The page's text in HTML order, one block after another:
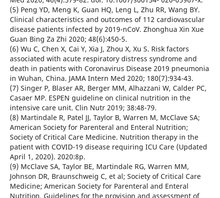
(5) Peng YD, Meng K, Guan HQ, Leng L, Zhu RR, Wang BY.
Clinical characteristics and outcomes of 112 cardiovascular
disease patients infected by 2019-nCoV. Zhonghua Xin Xue
Guan Bing Za Zhi 2020; 48(6):450-5.
(6) Wu C, Chen X, Cai Y, Xia J, Zhou X, Xu S. Risk factors
associated with acute respiratory distress syndrome and
death in patients with Coronavirus Disease 2019 pneumonia
in Wuhan, China. JAMA Intern Med 2020; 180(7):934-43.
(7) Singer P, Blaser AR, Berger MM, Alhazzani W, Calder PC,
Casaer MP. ESPEN guideline on clinical nutrition in the
intensive care unit. Clin Nutr 2019; 38:48-79.
(8) Martindale R, Patel JJ, Taylor B, Warren M, McClave SA;
American Society for Parenteral and Enteral Nutrition;
Society of Critical Care Medicine. Nutrition therapy in the
patient with COVID-19 disease requiring ICU Care (Updated
April 1, 2020). 2020:8p.
(9) McClave SA, Taylor BE, Martindale RG, Warren MM,
Johnson DR, Braunschweig C, et al; Society of Critical Care
Medicine; American Society for Parenteral and Enteral
Nutrition. Guidelines for the provision and assessment of